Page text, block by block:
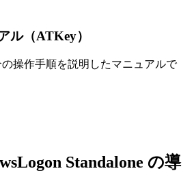
ル（ATKey）
操作手順を説明したマニュアルで
Standalone の導